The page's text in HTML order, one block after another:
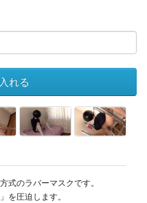
れる
式のラバーマスクです。
を圧迫します。